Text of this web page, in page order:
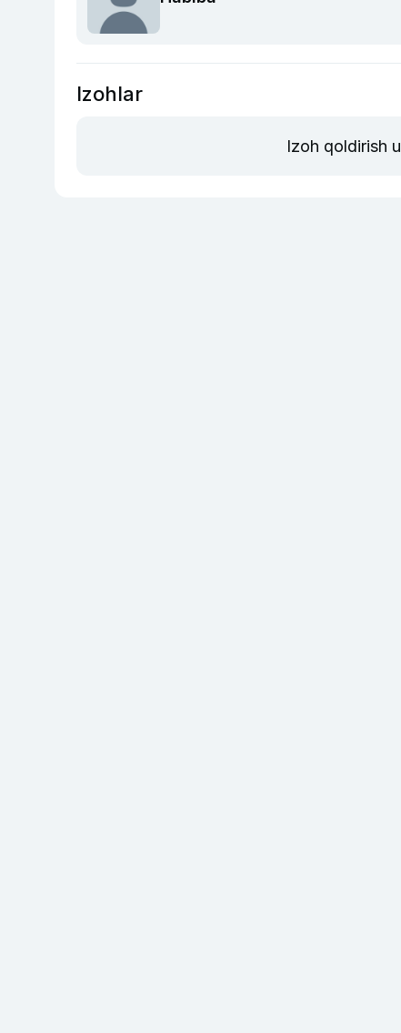
Izohlar
Izoh qoldirish